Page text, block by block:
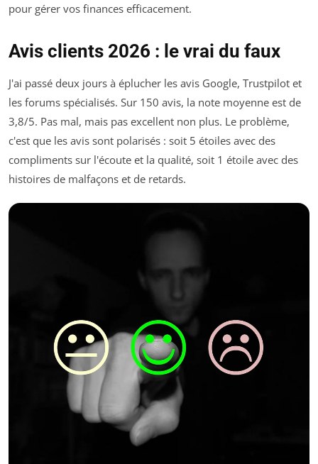
pour gérer vos finances efficacement.
Avis clients 2026 : le vrai du faux
J'ai passé deux jours à éplucher les avis Google, Trustpilot et
les forums spécialisés. Sur 150 avis, la note moyenne est de
3,8/5. Pas mal, mais pas excellent non plus. Le problème,
c'est que les avis sont polarisés : soit 5 étoiles avec des
compliments sur l'écoute et la qualité, soit 1 étoile avec des
histoires de malfaçons et de retards.